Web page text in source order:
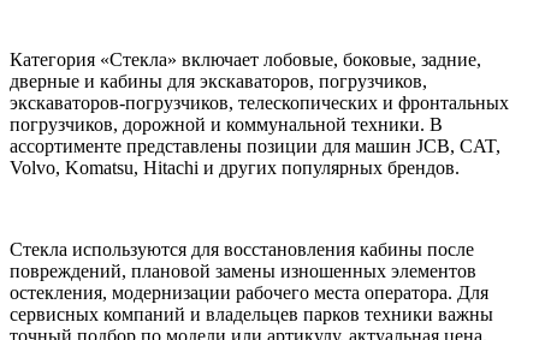
Категория «Стекла» включает лобовые, боковые, задние,
дверные и кабины для экскаваторов, погрузчиков,
экскаваторов-погрузчиков, телескопических и фронтальных
погрузчиков, дорожной и коммунальной техники. В
ассортименте представлены позиции для машин JCB, CAT,
Volvo, Komatsu, Hitachi и других популярных брендов.
Стекла используются для восстановления кабины после
повреждений, плановой замены изношенных элементов
остекления, модернизации рабочего места оператора. Для
сервисных компаний и владельцев парков техники важны
точный подбор по модели или артикулу, актуальная цена,